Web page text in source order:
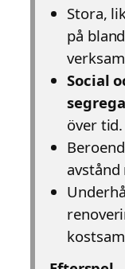
Stora,
på
Social
över tid.